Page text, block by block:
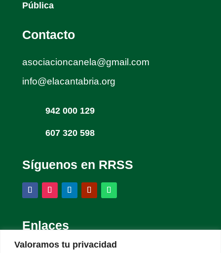
Valoramos tu privacidad
Pública
Contacto
asociacioncanela@gmail.com
info@elacantabria.org
942 000 129
607 320 598
Síguenos en RRSS
Enlaces
La Asociación